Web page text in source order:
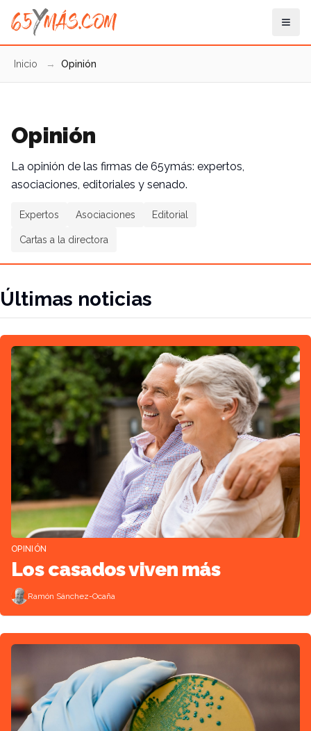
Inicio → Opinión
Opinión
La opinión de las firmas de 65ymás: expertos,
asociaciones, editoriales y senado.
Expertos Asociaciones Editorial
Cartas a la directora
Últimas noticias
OPINIÓN
Los casados viven más
Ramón Sánchez-Ocaña